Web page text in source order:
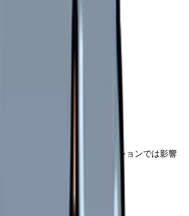
ット
減る
症情報を確認しやすい
認が減る
連携がしやすい
報を探しやすい
地域連携室、訪問看護ステーションでは影響